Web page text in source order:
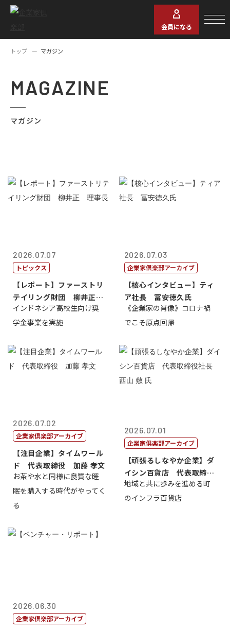
会員になる
トップ マガジン
MAGAZINE
マガジン
2026.07.07
トピックス
【レポート】ファーストリ
テイリング財団 柳井正
理事長
インドネシア高校生向け奨
学金事業を実施
2026.07.03
企業家倶楽部アーカイブ
【核心インタビュー】ティ
ア社長 冨安徳久氏
《企業家の肖像》コロナ禍
でこそ原点回帰
2026.07.02
企業家倶楽部アーカイブ
【注目企業】タイムワール
ド 代表取締役 加藤 孝文
お茶や水と同様に良質な睡
眠を購入する時代がやってく
る
2026.07.01
企業家倶楽部アーカイブ
【頑張るしなやか企業】ダ
イシン百貨店 代表取締役
社長 西山 ...
地域と共に歩みを進める町
のインフラ百貨店
2026.06.30
企業家倶楽部アーカイブ